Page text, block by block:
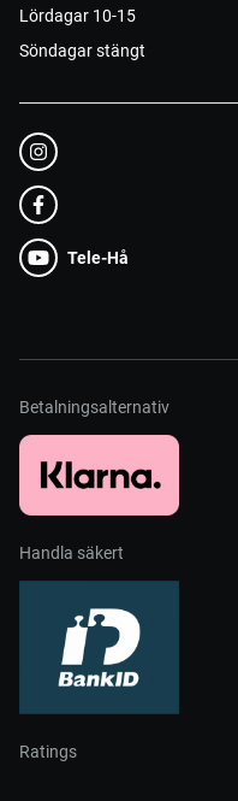
Lördagar 10-15
Söndagar stängt
Tele-Hå
Betalningsalternativ
Handla säkert
Ratings